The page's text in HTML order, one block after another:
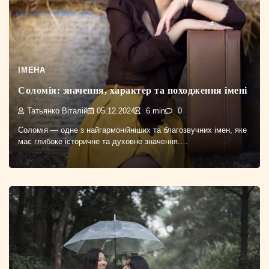
ІМЕНА
Соломія: значення, характер та походження імені
Татьянко Віталій 05.12.2024 6 min 0
Соломія — одне з найгармонійніших та благозвучних імен, яке
має глибоке історичне та духовне значення.…